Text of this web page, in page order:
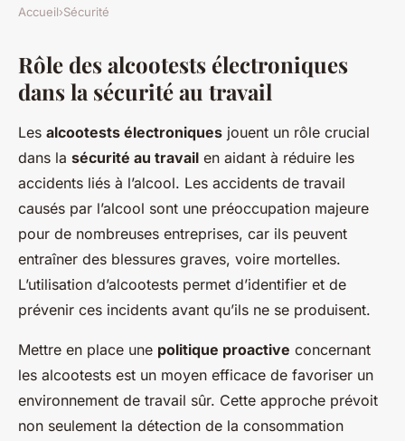
Accueil›Sécurité
Rôle des alcootests électroniques
dans la sécurité au travail
Les alcootests électroniques jouent un rôle crucial
dans la sécurité au travail en aidant à réduire les
accidents liés à l’alcool. Les accidents de travail
causés par l’alcool sont une préoccupation majeure
pour de nombreuses entreprises, car ils peuvent
entraîner des blessures graves, voire mortelles.
L’utilisation d’alcootests permet d’identifier et de
prévenir ces incidents avant qu’ils ne se produisent.
Mettre en place une politique proactive concernant
les alcootests est un moyen efficace de favoriser un
environnement de travail sûr. Cette approche prévoit
non seulement la détection de la consommation